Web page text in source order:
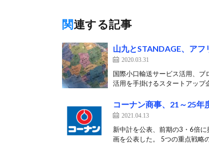
関連する記事
山九とSTANDAGE、ア
2020.03.31
国際小口輸送サービス活用、
活用を手掛けるスタートアップ
コーナン商事、21～25年
2021.04.13
新中計を公表、前期の3・6倍
画を公表した。 5つの重点戦略